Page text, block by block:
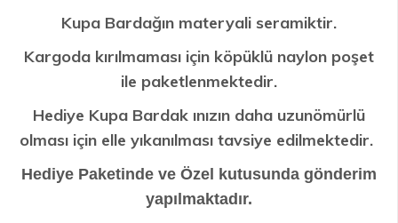
Kupa Bardağın materyali seramiktir.
Kargoda kırılmaması için köpüklü naylon poşet
ile paketlenmektedir.
Hediye Kupa Bardak ınızın daha uzunömürlü
olması için elle yıkanılması tavsiye edilmektedir.
Hediye Paketinde ve Özel kutusunda gönderim
yapılmaktadır.